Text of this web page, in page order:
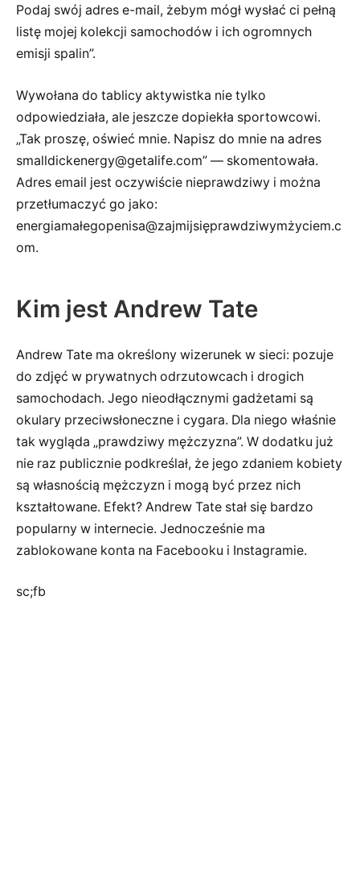
Podaj swój adres e-mail, żebym mógł wysłać ci pełną
listę mojej kolekcji samochodów i ich ogromnych
emisji spalin”.
Wywołana do tablicy aktywistka nie tylko
odpowiedziała, ale jeszcze dopiekła sportowcowi.
„Tak proszę, oświeć mnie. Napisz do mnie na adres
smalldickenergy@getalife.com” — skomentowała.
Adres email jest oczywiście nieprawdziwy i można
przetłumaczyć go jako:
energiamałegopenisa@zajmijsięprawdziwymżyciem.c
om.
Kim jest Andrew Tate
Andrew Tate ma określony wizerunek w sieci: pozuje
do zdjęć w prywatnych odrzutowcach i drogich
samochodach. Jego nieodłącznymi gadżetami są
okulary przeciwsłoneczne i cygara. Dla niego właśnie
tak wygląda „prawdziwy mężczyzna”. W dodatku już
nie raz publicznie podkreślał, że jego zdaniem kobiety
są własnością mężczyzn i mogą być przez nich
kształtowane. Efekt? Andrew Tate stał się bardzo
popularny w internecie. Jednocześnie ma
zablokowane konta na Facebooku i Instagramie.
sc;fb